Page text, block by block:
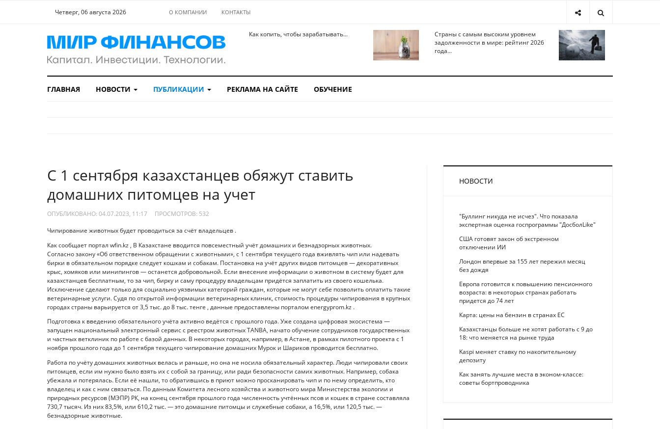
Четверг, 06 августа 2026 О КОМПАНИИ КОНТАКТЫ
Как копить, чтобы зарабатывать...
Страны с самым высоким уровнем
задолженности в мире: рейтинг 2026
года...
ГЛАВНАЯ НОВОСТИ ПУБЛИКАЦИИ РЕКЛАМА НА САЙТЕ ОБУЧЕНИЕ
С 1 сентября казахстанцев обяжут ставить
домашних питомцев на учет
ОПУБЛИКОВАНО: 04.07.2023, 11:17 ПРОСМОТРОВ: 532
Чипирование животных будет проводиться за счёт владельцев .
Как сообщает портал wfin.kz , В Казахстане вводится повсеместный учёт домашних и безнадзорных животных.
Согласно закону «Об ответственном обращении с животными», с 1 сентября текущего года вживлять чип или надевать
бирки в обязательном порядке следует кошкам и собакам. Постановка на учёт других видов питомцев — декоративных
крыс, хомяков или минипингов — останется добровольной. Если внесение информации о животном в систему будет для
казахстанцев бесплатным, то за чип, бирку и саму процедуру владельцам придётся заплатить из своего кошелька.
Исключение сделают только для социально уязвимых категорий граждан, которые не могут себе позволить оплатить такие
ветеринарные услуги. Судя по открытой информации ветеринарных клиник, стоимость процедуры чипирования в крупных
городах страны варьируется от 3,5 тыс. до 8 тыс. тенге , данные предоставлены порталом energyprom.kz .
Подготовка к введению обязательного учёта активно ведётся с прошлого года. Уже создана цифровая экосистема —
запущен национальный электронный сервис с реестром животных TANBA, начато обучение сотрудников государственных
и частных ветклиник по работе с базой данных. В некоторых городах, например, в Астане, в рамках пилотного проекта с 1
ноября прошлого года до 1 сентября текущего чипирование домашних Мурок и Шариков проводится бесплатно.
Работа по учёту домашних животных велась и раньше, но она не носила обязательный характер. Люди чипировали своих
питомцев, если им нужно было взять их с собой за границу, или ради безопасности самих животных. Например, собака
убежала и потерялась. Если её нашли, то обратившись в приют можно просканировать чип и по нему определить, кто
владелец и как с ним связаться. По данным Комитета лесного хозяйства и животного мира Министерства экологии и
природных ресурсов (МЭПР) РК, на конец сентября прошлого года численность учтённых псов и кошек в стране составляла
730,7 тысяч. Из них 83,5%, или 610,2 тыс. — это домашние питомцы и служебные собаки, а 16,5%, или 120,5 тыс. —
безнадзорные животные.
НОВОСТИ
"Буллинг никуда не исчез". Что показала
экспертная оценка госпрограммы "ДосболLike"
США готовят закон об экстренном
отключении ИИ
Лондон впервые за 155 лет пережил месяц
без дождя
Европа готовится к повышению пенсионного
возраста: в некоторых странах работать
придется до 74 лет
Карта: цены на бензин в странах ЕС
Казахстанцы больше не хотят работать с 9 до
18: что меняется на рынке труда
Kaspi меняет ставку по накопительному
депозиту
Как занять лучшие места в эконом-классе:
советы бортпроводника